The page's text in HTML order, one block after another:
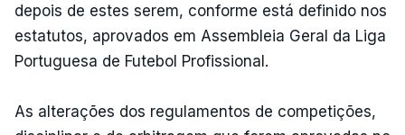
depois de estes serem, conforme está definido nos
estatutos, aprovados em Assembleia Geral da Liga
Portuguesa de Futebol Profissional.
As alterações dos regulamentos de competições,